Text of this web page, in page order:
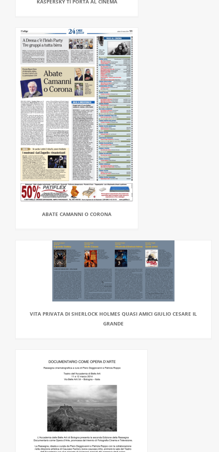
KASPERSKY TI PORTA AL CINEMA
ABATE CAMANNI O CORONA
VITA PRIVATA DI SHERLOCK HOLMES QUASI AMICI GIULIO CESARE IL
GRANDE